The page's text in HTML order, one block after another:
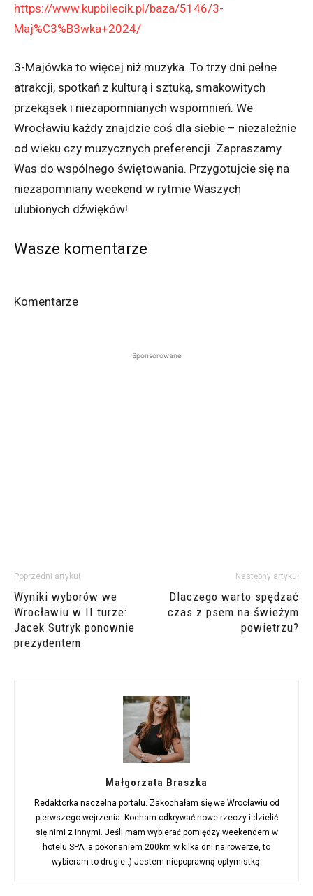
https://www.kupbilecik.pl/baza/5146/3-
Maj%C3%B3wka+2024/
3-Majówka to więcej niż muzyka. To trzy dni pełne
atrakcji, spotkań z kulturą i sztuką, smakowitych
przekąsek i niezapomnianych wspomnień. We
Wrocławiu każdy znajdzie coś dla siebie – niezależnie
od wieku czy muzycznych preferencji. Zapraszamy
Was do wspólnego świętowania. Przygotujcie się na
niezapomniany weekend w rytmie Waszych
ulubionych dźwięków!
Wasze komentarze
Komentarze
Sponsorowane
Poprzedni artykuł
Wyniki wyborów we
Wrocławiu w II turze:
Jacek Sutryk ponownie
prezydentem
Następny artykuł
Dlaczego warto spędzać
czas z psem na świeżym
powietrzu?
Małgorzata Braszka
Redaktorka naczelna portalu. Zakochałam się we Wrocławiu od
pierwszego wejrzenia. Kocham odkrywać nowe rzeczy i dzielić
się nimi z innymi. Jeśli mam wybierać pomiędzy weekendem w
hotelu SPA, a pokonaniem 200km w kilka dni na rowerze, to
wybieram to drugie :) Jestem niepoprawną optymistką.